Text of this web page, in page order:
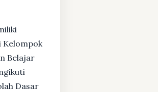
Kelompok
Belajar
Dasar